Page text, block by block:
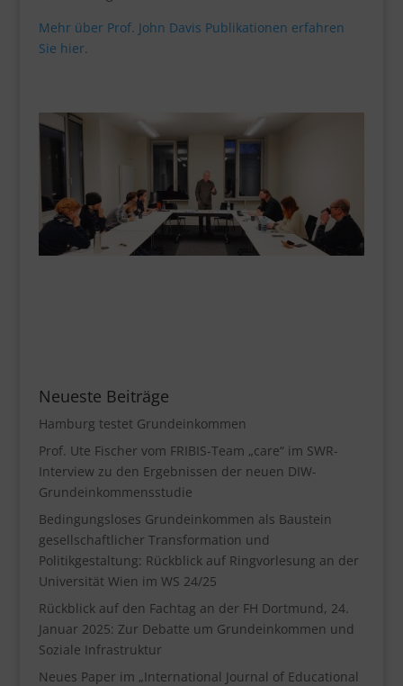
Mehr über Prof. John Davis Publikationen erfahren
Sie hier.
Neueste Beiträge
Hamburg testet Grundeinkommen
Prof. Ute Fischer vom FRIBIS-Team „care“ im SWR-
Interview zu den Ergebnissen der neuen DIW-
Grundeinkommensstudie
Bedingungsloses Grundeinkommen als Baustein
gesellschaftlicher Transformation und
Politikgestaltung: Rückblick auf Ringvorlesung an der
Universität Wien im WS 24/25
Rückblick auf den Fachtag an der FH Dortmund, 24.
Januar 2025: Zur Debatte um Grundeinkommen und
Soziale Infrastruktur
Neues Paper im „International Journal of Educational